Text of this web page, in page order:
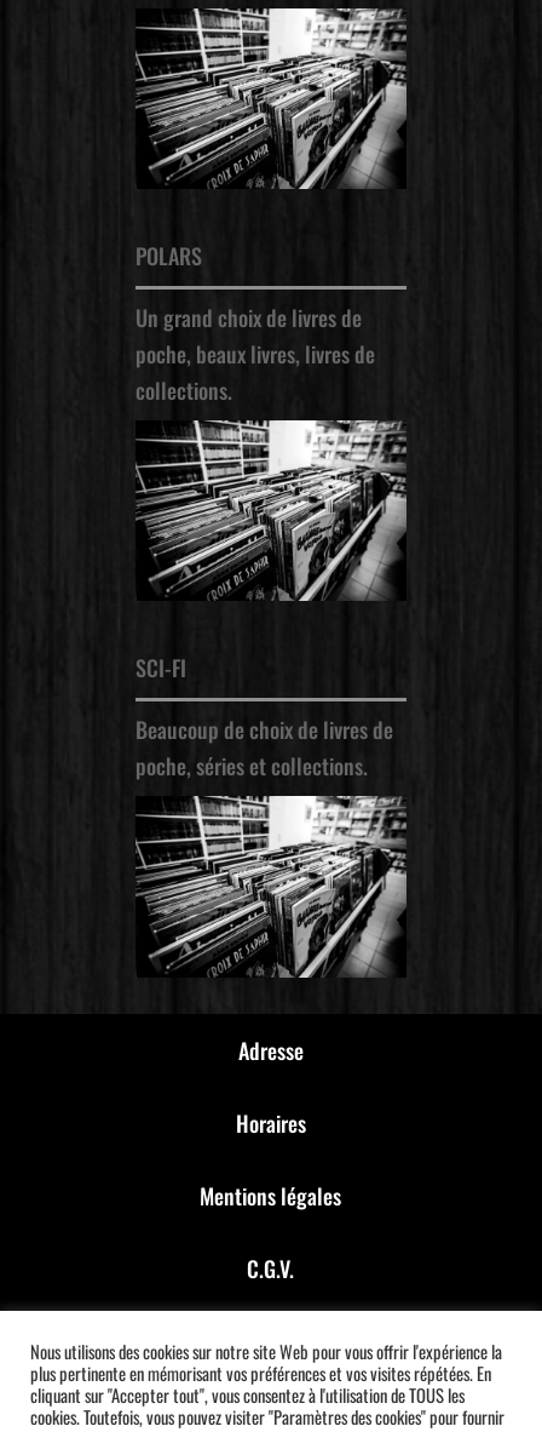
POLARS
Un grand choix de livres de
poche, beaux livres, livres de
collections.
SCI-FI
Beaucoup de choix de livres de
poche, séries et collections.
Adresse
Horaires
Mentions légales
C.G.V.
Financé par Chèque France Num
Créé par Fafache
Nous utilisons des cookies sur notre site Web pour vous offrir l'expérience la
plus pertinente en mémorisant vos préférences et vos visites répétées. En
cliquant sur "Accepter tout", vous consentez à l'utilisation de TOUS les
cookies. Toutefois, vous pouvez visiter "Paramètres des cookies" pour fournir